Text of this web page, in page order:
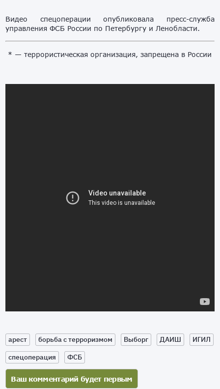
Видео спецоперации опубликовала пресс-служба
управления ФСБ России по Петербургу и Ленобласти.
* — террористическая организация, запрещена в России
арест борьба с терроризмом Выборг ДАИШ
ИГИЛ
спецоперация
ФСБ